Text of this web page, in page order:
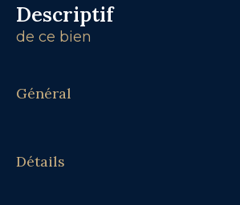
descriptif
de ce bien
Général
Détails